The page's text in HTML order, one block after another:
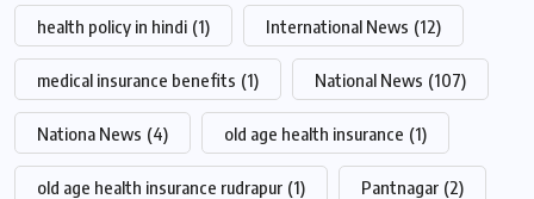
health policy in hindi (1) International News (12)
medical insurance benefits (1) National News (107)
Nationa News (4) old age health insurance (1)
old age health insurance rudrapur (1) Pantnagar (2)